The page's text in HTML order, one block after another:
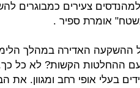
צעירים כמבוגרים
אומרת ספיר .
ההשקעה האדירה במהלך
ההחלטות הקשות? לא כל
בעלי אופי רחב ומגוון. את